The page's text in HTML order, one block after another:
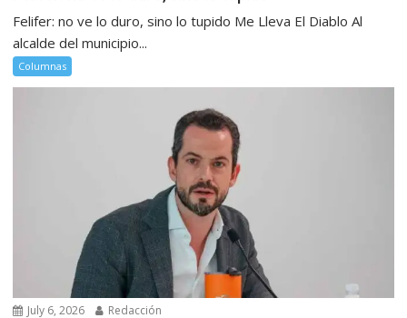
Felifer: no ve lo duro, sino lo tupido Me Lleva El Diablo Al
alcalde del municipio...
Columnas
July 6, 2026 Redacción